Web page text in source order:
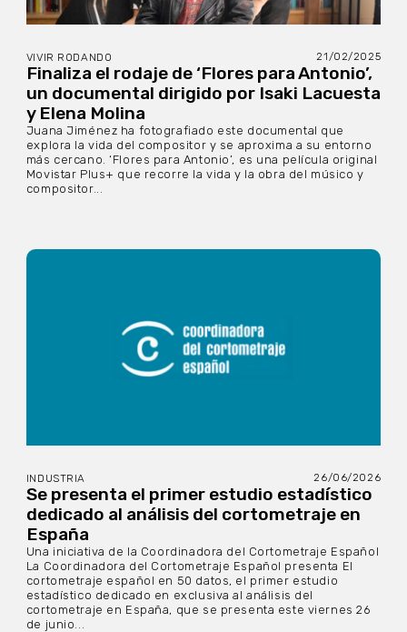
VIVIR RODANDO 21/02/2025
Finaliza el rodaje de ‘Flores para Antonio’,
un documental dirigido por Isaki Lacuesta
y Elena Molina
Juana Jiménez ha fotografiado este documental que
explora la vida del compositor y se aproxima a su entorno
más cercano. ‘Flores para Antonio’, es una película original
Movistar Plus+ que recorre la vida y la obra del músico y
compositor...
INDUSTRIA 26/06/2026
Se presenta el primer estudio estadístico
dedicado al análisis del cortometraje en
España
Una iniciativa de la Coordinadora del Cortometraje Español
La Coordinadora del Cortometraje Español presenta El
cortometraje español en 50 datos, el primer estudio
estadístico dedicado en exclusiva al análisis del
cortometraje en España, que se presenta este viernes 26
de junio...